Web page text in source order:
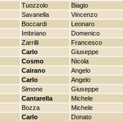
Tuozzolo Biagio
Savanella Vincenzo
Boccardi Leonaro
Imbriano Domenico
Zarrilli Francesco
Carlo Giuseppe
Cosmo Nicola
Cairano Angelo
Carlo Angelo
Simone Giuseppe
Cantarella Michele
Bozza Michele
Carlo Donato